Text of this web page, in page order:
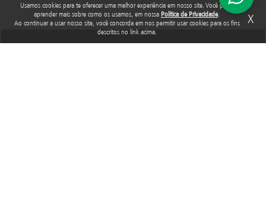
Usamos cookies para te oferecer uma melhor experiência em nosso site. Você pode
aprender mais sobre como os usamos, em nossa Política de Privacidade.
Ao continuar a usar nosso site, você concorda em nos permitir usar cookies para os fins
descritos no link acima.
X